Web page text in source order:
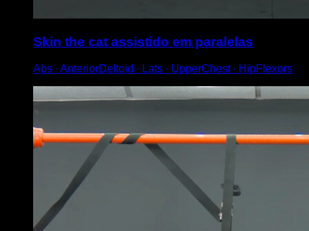
Skin the cat assistido em paralelas
Abs ∙ AnteriorDeltoid ∙ Lats ∙ UpperChest ∙ HipFlexors